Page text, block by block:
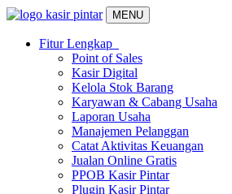
MENU
Fitur Lengkap
Point of Sales
Kasir Digital
Kelola Stok Barang
Karyawan & Cabang Usaha
Laporan Usaha
Manajemen Pelanggan
Catat Aktivitas Keuangan
Jualan Online Gratis
PPOB Kasir Pintar
Plugin Kasir Pintar